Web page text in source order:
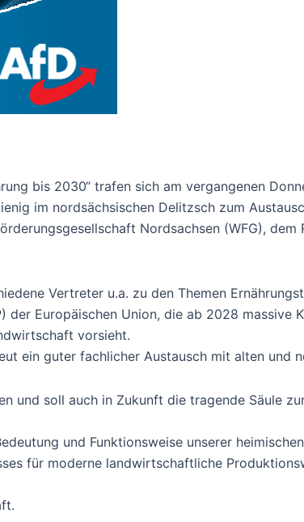
bis 2030“ trafen sich am vergangenen
im nordsächsischen Delitzsch zum
Nordsachsen (WFG), dem
Vertreter u.a. zu den Themen
Europäischen Union, die ab 2028 massive
vorsieht.
ein guter fachlicher Austausch mit alten und
und soll auch in Zukunft die tragende Säule
und Funktionsweise unserer
für moderne landwirtschaftliche